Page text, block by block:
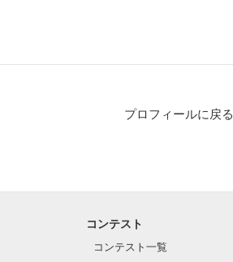
プロフィールに戻る
コンテスト
コンテスト一覧